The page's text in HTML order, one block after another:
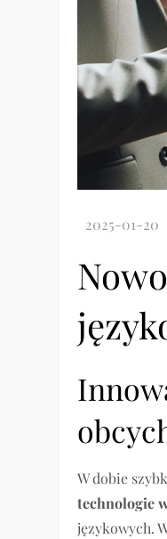
W dobie
technologie
językowych.